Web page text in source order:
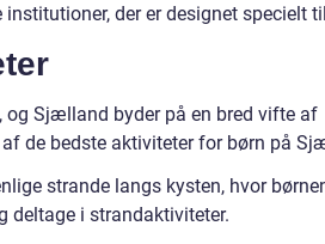
der er designet specielt
og Sjælland byder på en bred vifte af
de bedste aktiviteter for børn på
strande langs kysten, hvor
deltage i strandaktiviteter.